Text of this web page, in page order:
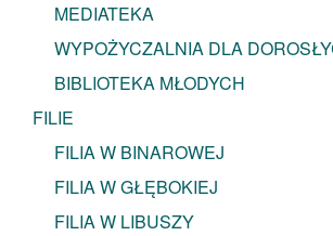
MEDIATEKA
WYPOŻYCZALNIA DLA
BIBLIOTEKA MŁODYCH
FILIE
FILIA W BINAROWEJ
FILIA W GŁĘBOKIEJ
FILIA W LIBUSZY